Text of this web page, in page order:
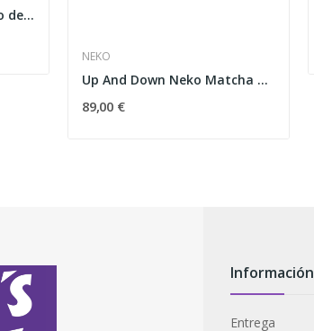
Maleta I Love Vichy Negro de Walking Mum
NEKO
Up And Down Neko Matcha Portabebés Ligero Bambú
89,00 €
Información
Entrega